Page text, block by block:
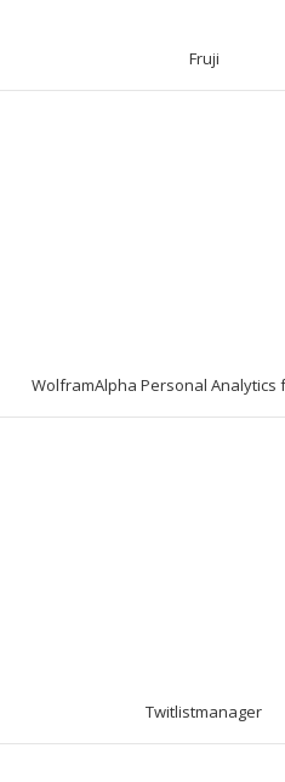
Fruji
WolframAlpha Personal Analytics
Twitlistmanager